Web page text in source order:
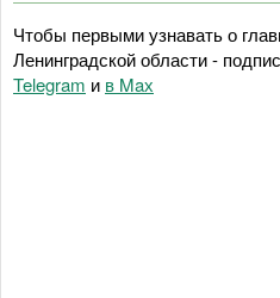
Чтобы первыми узнавать о
Ленинградской области -
Telegram и в Maх